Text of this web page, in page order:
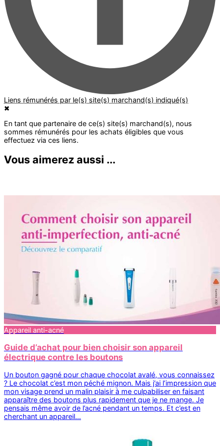
✖
Vous aimerez aussi ...
Appareil anti-acné
Guide d’achat pour bien choisir son appareil
électrique contre les boutons
Un bouton gagné pour chaque chocolat avalé, vous connaissez
? Le chocolat c’est mon péché mignon. Mais j’ai l’impression que
mon visage prend un malin plaisir à me culpabiliser en faisant
apparaître des boutons plus rapidement que je ne mange. Je
pensais même avoir de l’acné pendant un temps. Et c’est en
cherchant un appareil…